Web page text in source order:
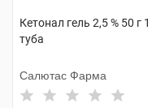
Кетонал гель 2,5 % 50 г 1
туба
Салютас Фарма